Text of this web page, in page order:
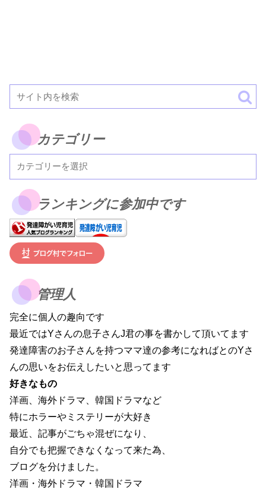
カテゴリー
ランキングに参加中です
管理人
完全に個人の趣向です
最近ではYさんの息子さんJ君の事を書かして頂いてます
発達障害のお子さんを持つママ達の参考になればとのYさ
んの思いをお伝えしたいと思ってます
好きなもの
洋画、海外ドラマ、韓国ドラマなど
特にホラーやミステリーが大好き
最近、記事がごちゃ混ぜになり、
自分でも把握できなくなって来た為、
ブログを分けました。
洋画・海外ドラマ・韓国ドラマ